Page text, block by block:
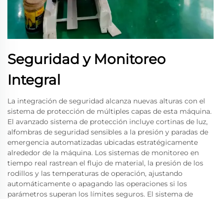
Seguridad y Monitoreo
Integral
La integración de seguridad alcanza nuevas alturas con el
sistema de protección de múltiples capas de esta máquina.
El avanzado sistema de protección incluye cortinas de luz,
alfombras de seguridad sensibles a la presión y paradas de
emergencia automatizadas ubicadas estratégicamente
alrededor de la máquina. Los sistemas de monitoreo en
tiempo real rastrean el flujo de material, la presión de los
rodillos y las temperaturas de operación, ajustando
automáticamente o apagando las operaciones si los
parámetros superan los límites seguros. El sistema de